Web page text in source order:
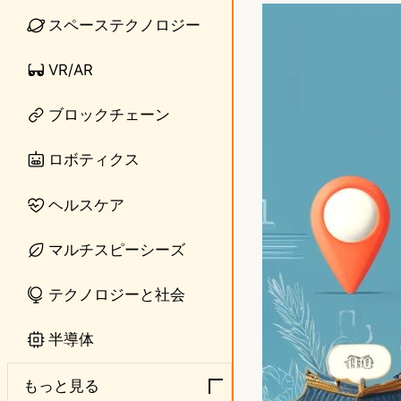
スペーステクノロジー
VR/AR
ブロックチェーン
ロボティクス
ヘルスケア
マルチスピーシーズ
テクノロジーと社会
半導体
もっと見る
n